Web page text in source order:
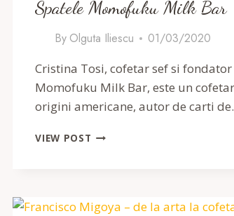
Spatele Momofuku Milk Bar
By Olguta Iliescu
01/03/2020
Cristina Tosi, cofetar sef si fondator
Momofuku Milk Bar, este un
origini americane, autor de carti
VIEW POST CHRISTINA
SPATELE